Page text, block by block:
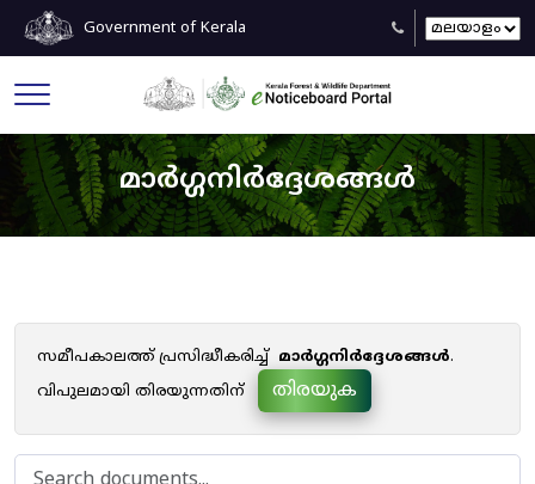
Government of Kerala
മാർഗ്ഗനിർദ്ദേശങ്ങൾ
സമീപകാലത്ത് പ്രസിദ്ധീകരിച്ച് മാർഗ്ഗനിർദ്ദേശങ്ങൾ.
വിപുലമായി തിരയുന്നതിന്
തിരയുക